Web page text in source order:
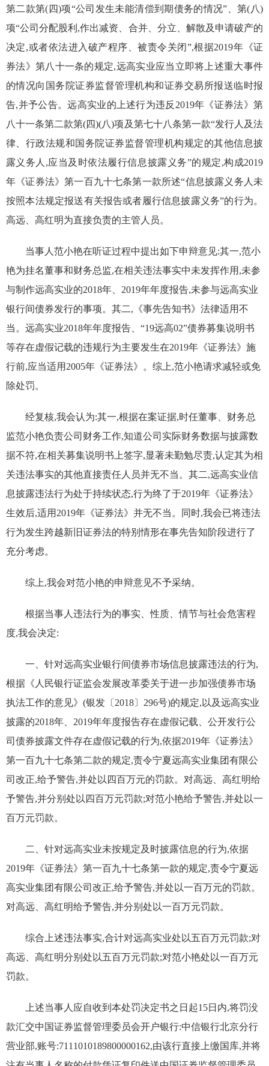
第二款第(四)项“公司发生未能清偿到期债务的情况”、第(八)
项“公司分配股利,作出减资、合并、分立、解散及申请破产的
决定,或者依法进入破产程序、被责令关闭”,根据2019年《证
券法》第八十一条的规定,远高实业应当立即将上述重大事件
的情况向国务院证券监督管理机构和证券交易所报送临时报
告,并予公告。远高实业的上述行为违反2019年《证券法》第
八十一条第二款第(四)(八)项及第七十八条第一款“发行人及法
律、行政法规和国务院证券监督管理机构规定的其他信息披
露义务人,应当及时依法履行信息披露义务”的规定,构成2019
年《证券法》第一百九十七条第一款所述“信息披露义务人未
按照本法规定报送有关报告或者履行信息披露义务”的行为。
高远、高红明为直接负责的主管人员。
当事人范小艳在听证过程中提出如下申辩意见:其一,范小
艳为挂名董事和财务总监,在相关违法事实中未发挥作用,未参
与制作远高实业的2018年、2019年年度报告,未参与远高实业
银行间债券发行的事项。其二,《事先告知书》法律适用不
当。远高实业2018年年度报告、“19远高02”债券募集说明书
等存在虚假记载的违规行为主要发生在2019年《证券法》施
行前,应当适用2005年《证券法》。综上,范小艳请求减轻或免
除处罚。
经复核,我会认为:其一,根据在案证据,时任董事、财务总
监范小艳负责公司财务工作,知道公司实际财务数据与披露数
据不符,在相关募集说明书上签字,显著未勤勉尽责,认定其为相
关违法事实的其他直接责任人员并无不当。其二,远高实业信
息披露违法行为处于持续状态,行为终了于2019年《证券法》
生效后,适用2019年《证券法》并无不当。同时,我会已将违法
行为发生跨越新旧证券法的特别情形在事先告知阶段进行了
充分考虑。
综上,我会对范小艳的申辩意见不予采纳。
根据当事人违法行为的事实、性质、情节与社会危害程
度,我会决定:
一、针对远高实业银行间债券市场信息披露违法的行为,
根据《人民银行证监会发展改革委关于进一步加强债券市场
执法工作的意见》(银发〔2018〕296号)的规定,以及远高实业
披露的2018年、2019年年度报告存在虚假记载、公开发行公
司债券披露文件存在虚假记载的行为,依据2019年《证券法》
第一百九十七条第二款的规定,责令宁夏远高实业集团有限公
司改正,给予警告,并处以四百万元的罚款。对高远、高红明给
予警告,并分别处以四百万元罚款;对范小艳给予警告,并处以一
百万元罚款。
二、针对远高实业未按规定及时披露信息的行为,依据
2019年《证券法》第一百九十七条第一款的规定,责令宁夏远
高实业集团有限公司改正,给予警告,并处以一百万元的罚款。
对高远、高红明给予警告,并分别处以一百万元罚款。
综合上述违法事实,合计对远高实业处以五百万元罚款;对
高远、高红明分别处以五百万元罚款;对范小艳处以一百万元
罚款。
上述当事人应自收到本处罚决定书之日起15日内,将罚没
款汇交中国证券监督管理委员会开户银行:中信银行北京分行
营业部,账号:7111010189800000162,由该行直接上缴国库,并将